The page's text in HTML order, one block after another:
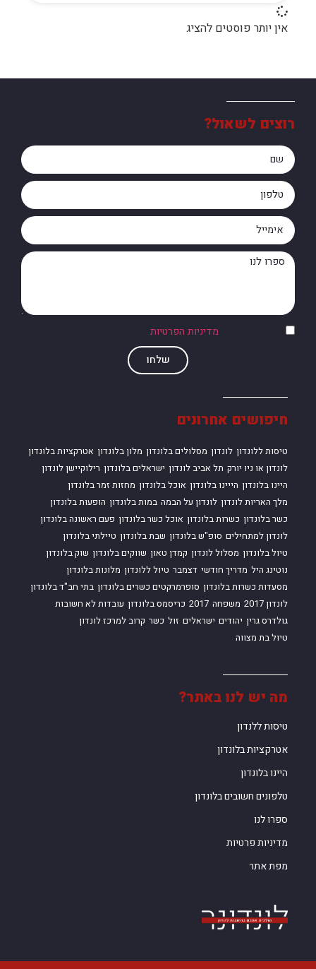
אין יותר פוסטים להציג
מה יש לנו באתר?
טיסות ללנדון
אטרקציות בלונדון
היינו בלונדון
טלפונים חשובים בלונדון
ספרו לנו
מדיניות פרטיות
מפת אתר
חיפושים אחרונים
טיסות ללונדון לונדון מסלולים בלונדון מלון בלונדון אטרקציות בלונדון
לונדון או ניו יורק תל אביב לונדון ישראלים בלונדון רילוקיישן לונדון
היינו בלונדון הייינו בלונדון אוכל בלונדון מחזות זמר בלונדון
מלך האריות לונדון לונדון על הבמה במות בלונדון הופעות בלונדון
כשר בלונדון כשרות בלונדון אוכל כשר בלונדון פעם ראשונה בלונדון
לונדון למתחילים סופ"ש בלונדון שבת בלונדון טיילתי בלונדון
טיול בלונדון מסלול לונדון קמדן טאון שווקים בלונדון שוק בלונדון
נוטינג היל מדריך חודשי דצמבר טיול ללונדון מלונות בלונדון
מסעדות כשרות בלונדון סופרמרקטים כשרים בלונדון בתי חב"ד בלונדון
לונדון 2017
משפחה 2017 כריסמס בלונדון עובדות לא חשובות
גולדרס גרין יהודים ישראלים זול כשר קרוב למרכז לונדון
טיול בת מצווה
רוצים לשאול?
מדיניות הפרטיות
שלחו